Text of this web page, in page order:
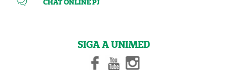
CHAT ONLINE PJ
SIGA A UNIMED